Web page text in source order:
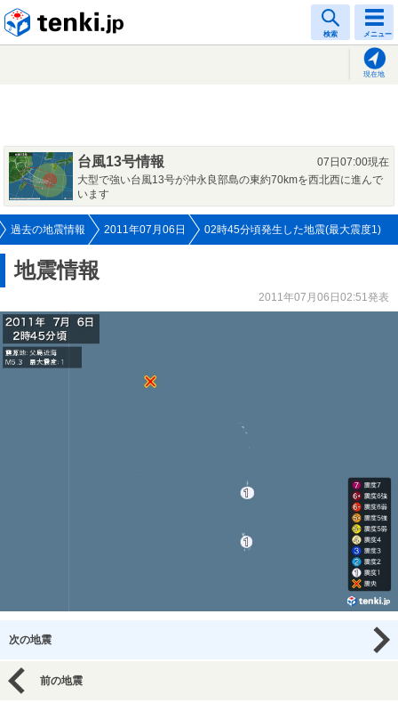
検索 メニュー
現在地
台風13号情報
07日07:00現在
大型で強い台風13号が沖永良部島の東約70kmを西北西に進んで
います
過去の地震情報 2011年07月06日 02時45分頃発生した地震(最大震度1)
地震情報
2011年07月06日02:51発表
次の地震
前の地震